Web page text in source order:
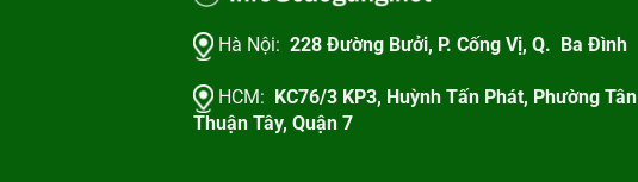
Hà Nội: 228 Đường Bưởi, P. Cống Vị, Q. Ba Đình
HCM:
KC76/3 KP3, Huỳnh Tấn Phát, Phường Tân
Thuận Tây, Quận 7